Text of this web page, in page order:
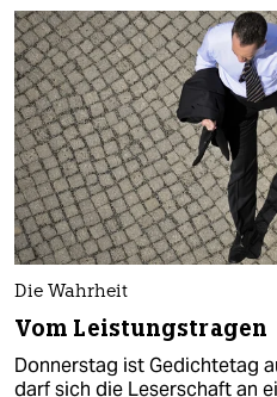
Die Wahrheit
Vom Leistungstragen
Donnerstag ist Gedichtetag
darf sich die Leserschaft an